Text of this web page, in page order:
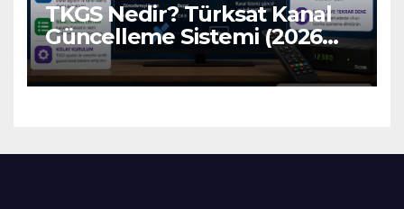
TKGS Nedir? Türksat Kanal
Güncelleme Sistemi (2026
Ayarları)